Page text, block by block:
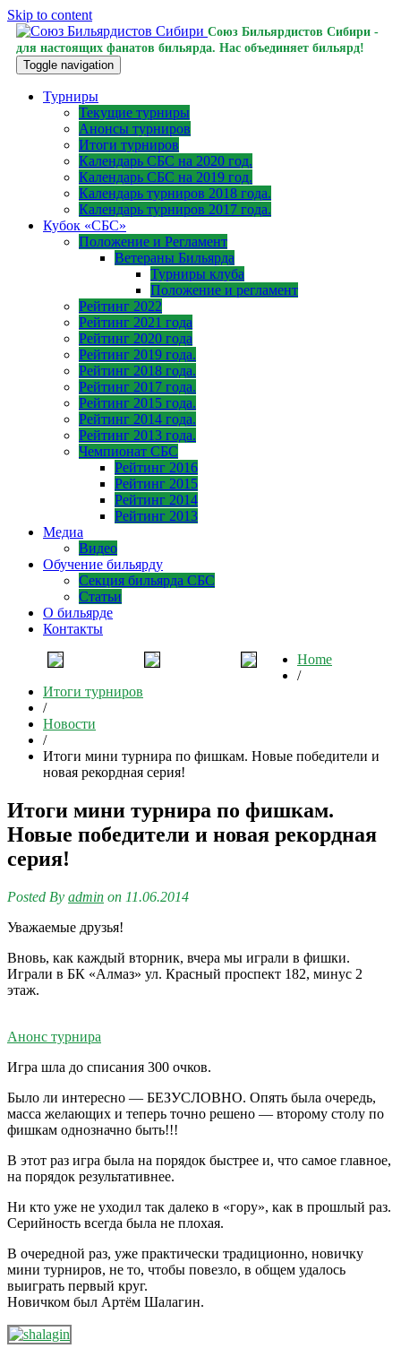
Skip to content
Союз Бильярдистов Сибири -
для настоящих фанатов бильярда. Нас объединяет бильярд!
Toggle navigation
Турниры
Текущие турниры
Анонсы турниров
Итоги турниров
Календарь СБС на 2020 год.
Календарь СБС на 2019 год.
Календарь турниров 2018 года.
Календарь турниров 2017 года.
Кубок «СБС»
Положение и Регламент
Ветераны Бильярда
Турниры клуба
Положение и регламент
Рейтинг 2022
Рейтинг 2021 года
Рейтинг 2020 года
Рейтинг 2019 года.
Рейтинг 2018 года.
Рейтинг 2017 года.
Рейтинг 2015 года.
Рейтинг 2014 года.
Рейтинг 2013 года.
Чемпионат СБС
Рейтинг 2016
Рейтинг 2015
Рейтинг 2014
Рейтинг 2013
Медиа
Видео
Обучение бильярду
Секция бильярда СБС
Статьи
О бильярде
Контакты
Home
/
Итоги турниров
/
Новости
/
Итоги мини турнира по фишкам. Новые победители и
новая рекордная серия!
Итоги мини турнира по фишкам.
Новые победители и новая рекордная
серия!
Posted By admin on 11.06.2014
Уважаемые друзья!
Вновь, как каждый вторник, вчера мы играли в фишки.
Играли в БК «Алмаз» ул. Красный проспект 182, минус 2
этаж.
Анонс турнира
Игра шла до списания 300 очков.
Было ли интересно — БЕЗУСЛОВНО. Опять была очередь,
масса желающих и теперь точно решено — второму столу по
фишкам однозначно быть!!!
В этот раз игра была на порядок быстрее и, что самое главное,
на порядок результативнее.
Ни кто уже не уходил так далеко в «гору», как в прошлый раз.
Серийность всегда была не плохая.
В очередной раз, уже практически традиционно, новичку
мини турниров, не то, чтобы повезло, в общем удалось
выиграть первый круг.
Новичком был Артём Шалагин.